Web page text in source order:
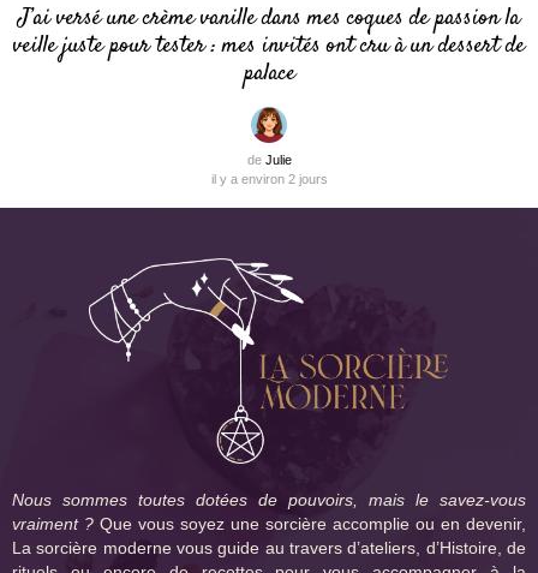
J’ai versé une crème vanille dans mes coques de passion la
veille juste pour tester : mes invités ont cru à un dessert de
palace
de Julie
il y a environ 2 jours
Nous sommes toutes dotées de pouvoirs, mais le savez-vous
vraiment ? Que vous soyez une sorcière accomplie ou en devenir,
La sorcière moderne vous guide au travers d’ateliers, d’Histoire, de